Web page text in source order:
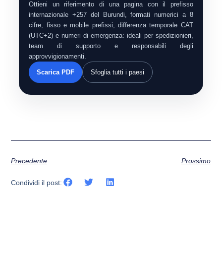
Ottieni un riferimento di una pagina con il prefisso
internazionale +257 del Burundi, formati numerici a 8
cifre, fisso e mobile prefissi, differenza temporale CAT
(UTC+2) e numeri di emergenza: ideali per spedizionieri,
team di supporto e responsabili degli
approvvigionamenti.
Scarica PDF Sfoglia tutti i paesi
Precedente Prossimo
Condividi il post: